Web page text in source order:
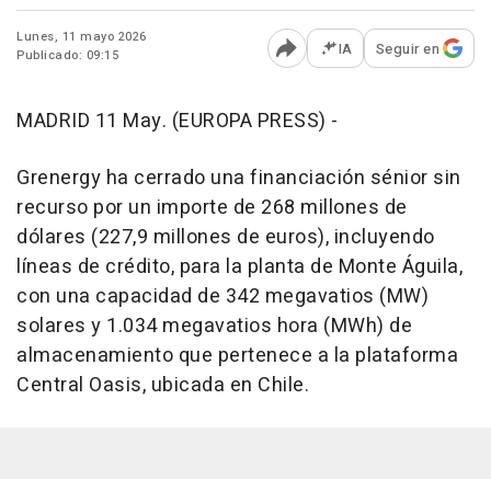
Lunes, 11 mayo 2026
Publicado: 09:15
Abrir opciones para
IA Seguir en
MADRID 11 May. (EUROPA PRESS) -
Grenergy ha cerrado una financiación sénior sin
recurso por un importe de 268 millones de
dólares (227,9 millones de euros), incluyendo
líneas de crédito, para la planta de Monte Águila,
con una capacidad de 342 megavatios (MW)
solares y 1.034 megavatios hora (MWh) de
almacenamiento que pertenece a la plataforma
Central Oasis, ubicada en Chile.